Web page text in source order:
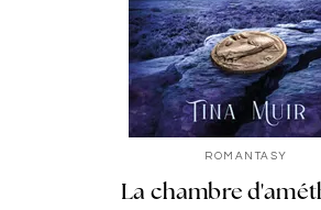
ROMANTASY
La chambre